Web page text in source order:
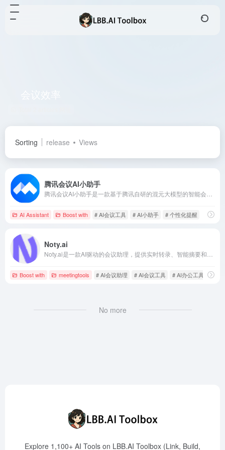
Sorting release Views
腾讯会议AI小助手
AI Assistant Boost with # AI会议工具 # AI小助手 # 个性化提醒
Noty.ai
Boost with meetingtools # AI会议助理 # AI会议工具 # AI办公工具
No more
Explore 1,100+ AI Tools on LBB.AI Toolbox (Link, Build,